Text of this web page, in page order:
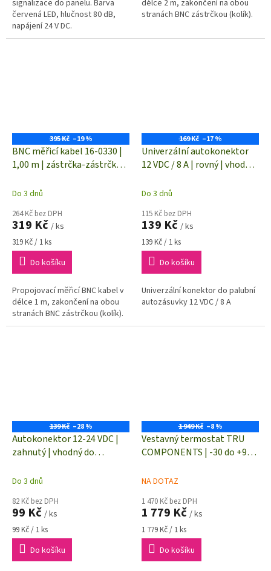
signalizace do panelu. Barva
červená LED, hlučnost 80 dB,
napájení 24 V DC.
délce 2 m, zakončení na obou
stranách BNC zástrčkou (kolík).
395 Kč –19 %
BNC měřicí kabel 16-0330 |
1,00 m | zástrčka-zástrčka |
Do 3 dnů
264 Kč bez DPH
319 Kč / ks
Měrná
cena:
319 Kč / 1 ks
Do košíku
Propojovací měřicí BNC kabel v
délce 1 m, zakončení na obou
stranách BNC zástrčkou (kolík).
169 Kč –17 %
Univerzální autokonektor
12 VDC / 8 A | rovný | vhodný
Do 3 dnů
115 Kč bez DPH
139 Kč / ks
Měrná
cena:
139 Kč / 1 ks
Do košíku
Univerzální konektor do palubní
autozásuvky 12 VDC / 8 A
139 Kč –28 %
Autokonektor 12-24 VDC |
zahnutý | vhodný do
Do 3 dnů
82 Kč bez DPH
99 Kč / ks
Měrná
cena:
99 Kč / 1 ks
Do košíku
1 949 Kč –8 %
Vestavný termostat TRU
COMPONENTS | -30 do +999
"K" | relé 10 A
NA DOTAZ
1 470 Kč bez DPH
1 779 Kč / ks
Měrná
cena:
1 779 Kč / 1 ks
Do košíku